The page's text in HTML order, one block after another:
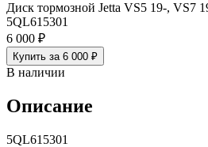
Диск тормозной Jetta VS5 19-, VS7
5QL615301
6 000 ₽
Купить за 6 000 ₽
В наличии
Описание
5QL615301